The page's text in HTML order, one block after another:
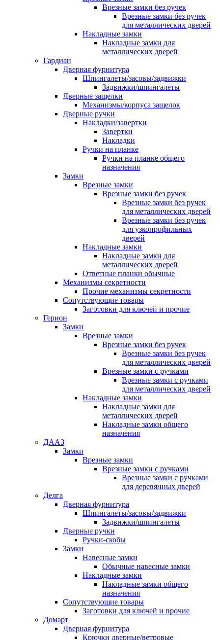
Врезные замки без ручек
Врезные замки без ручек
для металлических дверей
Накладные замки
Накладные замки для
металлических дверей
Гардиан
Дверная фурнитура
Шпингалеты/засовы/задвижки
Задвижки/шпингалеты
Дверные защелки
Механизмы/корпуса защелок
Дверные ручки
Накладки/завертки
Завертки
Накладки
Ручки на планке
Ручки на планке общего
назначения
Замки
Врезные замки
Врезные замки без ручек
Врезные замки без ручек
для металлических дверей
Врезные замки без ручек
для узкопрофильных
дверей
Накладные замки
Накладные замки для
металлических дверей
Ответные планки обычные
Механизмы секретности
Прочие механизмы секретности
Сопутствующие товары
Заготовки для ключей и прочие
Герион
Замки
Врезные замки
Врезные замки без ручек
Врезные замки без ручек
для металлических дверей
Врезные замки с ручками
Врезные замки с ручками
для металлических дверей
Накладные замки
Накладные замки для
металлических дверей
Накладные замки общего
назначения
ДААЗ
Замки
Врезные замки
Врезные замки с ручками
Врезные замки с ручками
для деревянных дверей
Делга
Дверная фурнитура
Шпингалеты/засовы/задвижки
Задвижки/шпингалеты
Дверные ручки
Ручки-скобы
Замки
Навесные замки
Обычные навесные замки
Накладные замки
Накладные замки общего
назначения
Сопутствующие товары
Заготовки для ключей и прочие
Домарт
Дверная фурнитура
Крючки дверные/ветровые